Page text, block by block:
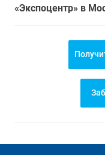
«Экспоцентр» в